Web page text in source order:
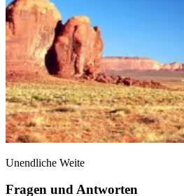
Unendliche Weite
Fragen und Antworten